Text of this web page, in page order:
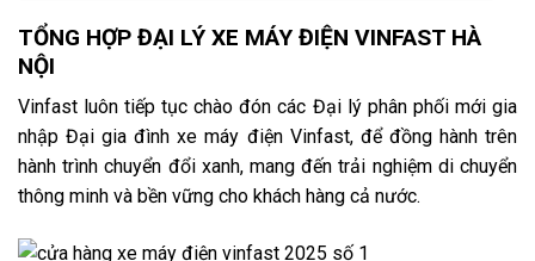
TỔNG HỢP ĐẠI LÝ XE MÁY ĐIỆN VINFAST HÀ
NỘI
Vinfast luôn tiếp tục chào đón các Đại lý phân phối mới gia
nhập Đại gia đình xe máy điện Vinfast, để đồng hành trên
hành trình chuyển đổi xanh, mang đến trải nghiệm di chuyển
thông minh và bền vững cho khách hàng cả nước.